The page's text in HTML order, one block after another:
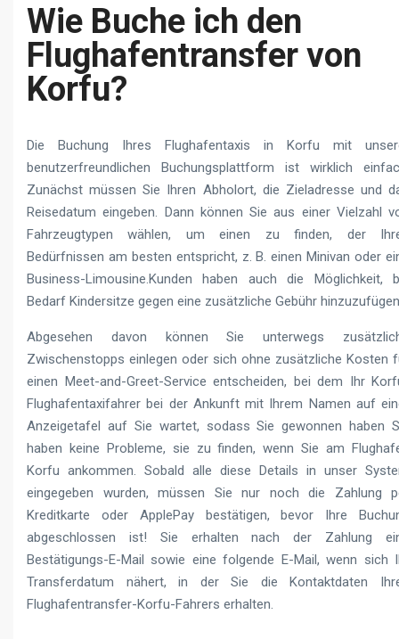
Wie Buche ich den
Flughafentransfer von
Korfu?
Die Buchung Ihres Flughafentaxis in Korfu mit
benutzerfreundlichen Buchungsplattform ist wirklich
Zunächst müssen Sie Ihren Abholort, die Zieladresse und
Reisedatum eingeben. Dann können Sie aus einer Vielzahl
Fahrzeugtypen wählen, um einen zu finden, der
Bedürfnissen am besten entspricht, z. B. einen Minivan oder
Business-Limousine.Kunden haben auch die Möglichkeit,
Bedarf Kindersitze gegen eine zusätzliche Gebühr
Abgesehen davon können Sie unterwegs
Zwischenstopps einlegen oder sich ohne zusätzliche Kosten
einen Meet-and-Greet-Service entscheiden, bei dem Ihr
Flughafentaxifahrer bei der Ankunft mit Ihrem Namen auf
Anzeigetafel auf Sie wartet, sodass Sie gewonnen haben
haben keine Probleme, sie zu finden, wenn Sie am
Korfu ankommen. Sobald alle diese Details in unser
eingegeben wurden, müssen Sie nur noch die Zahlung
Kreditkarte oder ApplePay bestätigen, bevor Ihre
abgeschlossen ist! Sie erhalten nach der Zahlung
Bestätigungs-E-Mail sowie eine folgende E-Mail, wenn sich
Transferdatum nähert, in der Sie die Kontaktdaten
Flughafentransfer-Korfu-Fahrers erhalten.